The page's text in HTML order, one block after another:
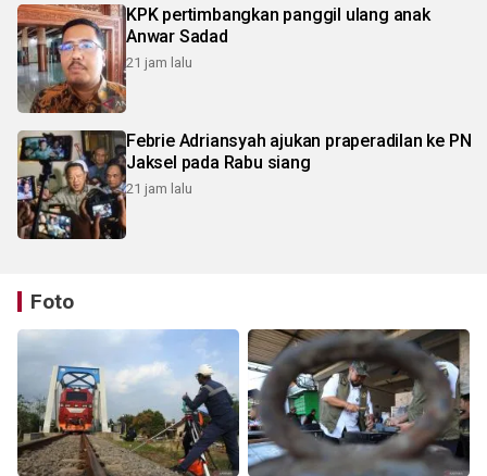
KPK pertimbangkan panggil ulang anak
Anwar Sadad
21 jam lalu
Febrie Adriansyah ajukan praperadilan ke PN
Jaksel pada Rabu siang
21 jam lalu
Foto